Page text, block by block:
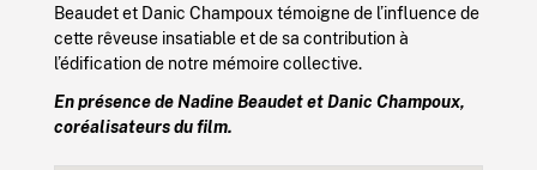
Beaudet et Danic Champoux témoigne de l’influence de
cette rêveuse insatiable et de sa contribution à
l’édification de notre mémoire collective.
En présence de Nadine Beaudet et Danic Champoux,
coréalisateurs du film.